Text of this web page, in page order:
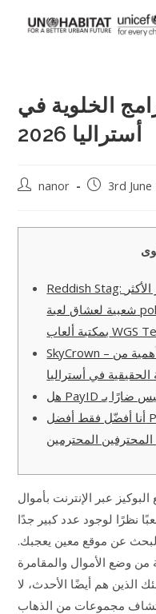
الخلوية في
أستراليا 2026
nanor 3rd June
Reddish Stag: عادةً ما يكون الاختيار الأكثر
شعبية لعشاق لعبة pokies الكلاسيكية التي تتمتع
SkyCrown – النوع الأكثر أهمية من Pokies
الحقيقية في أستراليا
أنا أفضّل فقط أفضل POKIES الرسمية على
المحترمين
عبر الإنترنت بأموال
نظرًا لوجود عدد كبير جدًا
عن موقع معين يعجبك.
من وضع الأموال والمقامرة
الذين هم أيضًا الأحدث، لا
مجموعات من الذهاب